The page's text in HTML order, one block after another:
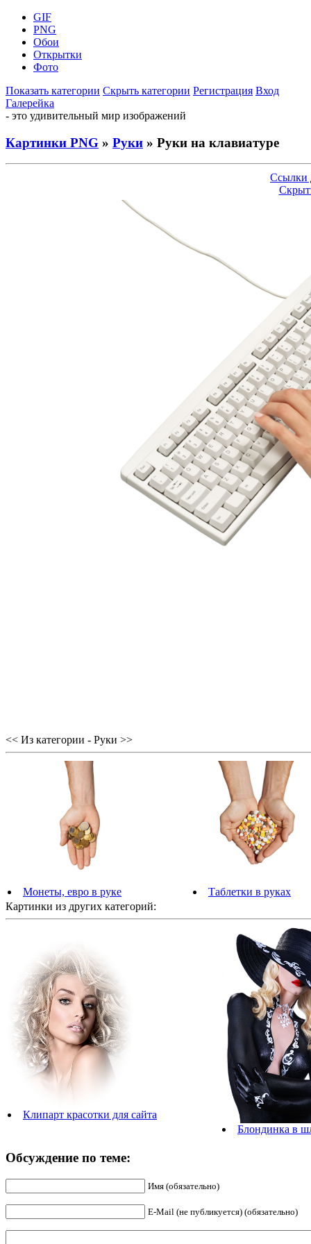
GIF
PNG
Обои
Открытки
Фото
Показать категории Скрыть категории Регистрация Вход
Галерейка
- это удивительный мир изображений
Картинки PNG » Руки » Руки на клавиатуре
Ссылки
<< Из категории - Руки >>
Монеты, евро в руке
Таблетки в руках
Картинки из других категорий:
Клипарт красотки для сайта
Блондинка в
Обсуждение по теме:
Имя (обязательно)
E-Mail (не публикуется) (обязательно)